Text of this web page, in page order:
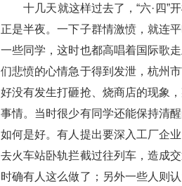
十几天就这样过去了，“六·四”开
正是半夜。一下子群情激愤，就连
一些同学，这时也都高唱着国际歌
们悲愤的心情急于得到发泄，杭州
好没有发生打砸抢、烧商店的现象
事情。当时很少有同学还能保持清
如何是好。有人提出要深入工厂企
去火车站卧轨拦截过往列车，造成
时确有人这么做了；另外一些人则